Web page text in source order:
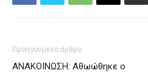
Προηγούμενο άρθρο
ΑΝΑΚΟΙΝΩΣΗ: Αθωώθηκε ο